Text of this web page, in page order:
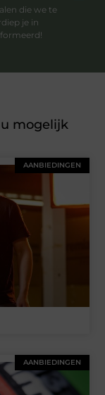
die we te
je in
mogelijk
AANBIEDINGEN
AANBIEDINGEN